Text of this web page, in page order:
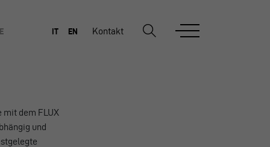
IT EN Kontakt
mit dem FLUX
und